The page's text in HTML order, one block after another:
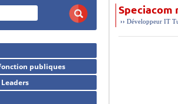
››Développeur IT
fonction publiques
Leaders